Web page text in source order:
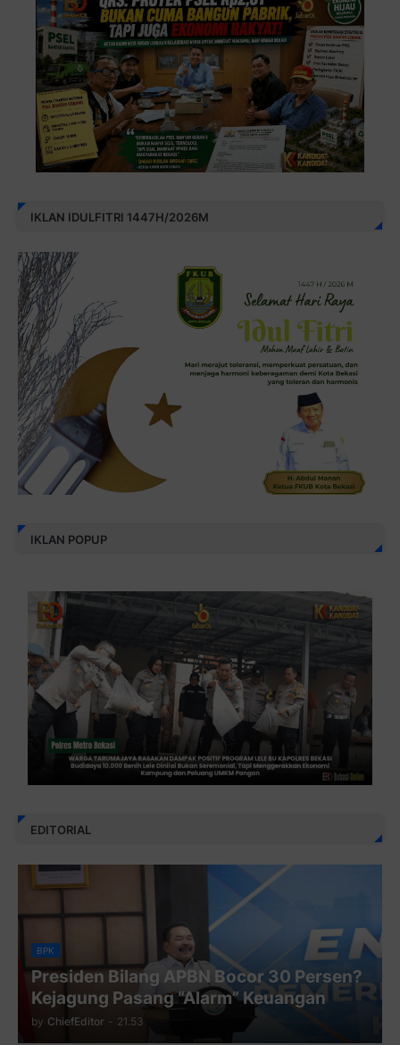
IKLAN IDULFITRI 1447H/2026M
IKLAN POPUP
EDITORIAL
BPK
Presiden Bilang APBN Bocor 30 Persen?
Kejagung Pasang “Alarm” Keuangan
by ChiefEditor - 21.53